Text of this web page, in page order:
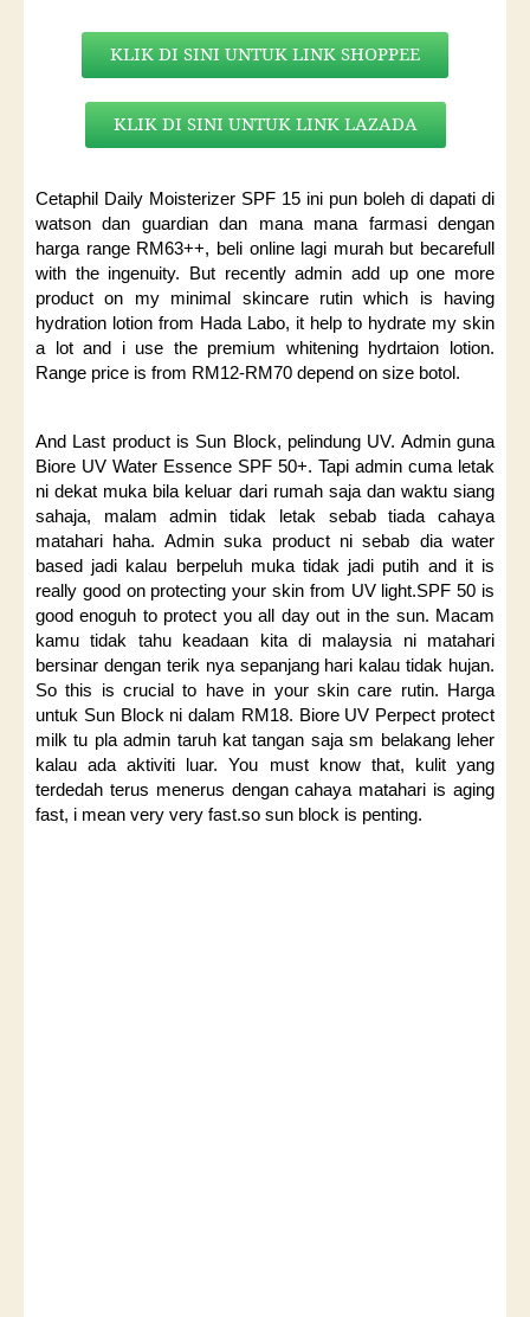
KLIK DI SINI UNTUK LINK SHOPPEE
KLIK DI SINI UNTUK LINK LAZADA
Cetaphil Daily Moisterizer SPF 15 ini pun boleh di dapati di
watson dan guardian dan mana mana farmasi dengan
harga range RM63++, beli online lagi murah but becarefull
with the ingenuity. But recently admin add up one more
product on my minimal skincare rutin which is having
hydration lotion from Hada Labo, it help to hydrate my skin
a lot and i use the premium whitening hydrtaion lotion.
Range price is from RM12-RM70 depend on size botol.
And Last product is Sun Block, pelindung UV. Admin guna
Biore UV Water Essence SPF 50+. Tapi admin cuma letak
ni dekat muka bila keluar dari rumah saja dan waktu siang
sahaja, malam admin tidak letak sebab tiada cahaya
matahari haha. Admin suka product ni sebab dia water
based jadi kalau berpeluh muka tidak jadi putih and it is
really good on protecting your skin from UV light.SPF 50 is
good enoguh to protect you all day out in the sun. Macam
kamu tidak tahu keadaan kita di malaysia ni matahari
bersinar dengan terik nya sepanjang hari kalau tidak hujan.
So this is crucial to have in your skin care rutin. Harga
untuk Sun Block ni dalam RM18. Biore UV Perpect protect
milk tu pla admin taruh kat tangan saja sm belakang leher
kalau ada aktiviti luar. You must know that, kulit yang
terdedah terus menerus dengan cahaya matahari is aging
fast, i mean very very fast.so sun block is penting.